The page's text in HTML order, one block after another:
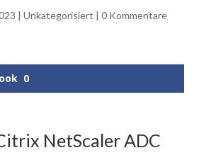
| Unkategorisiert | 0 Kommentare
0
NetScaler ADC